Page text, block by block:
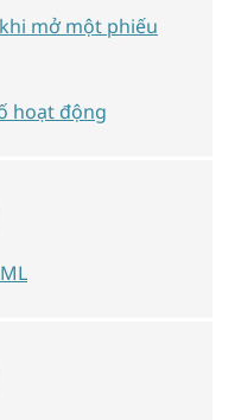
mở một phiếu
hoạt động